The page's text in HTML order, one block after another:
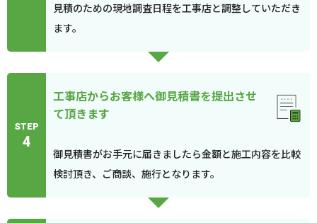
見積のための現地調査日程を工事店と調整していただき
ます。
STEP
4
工事店からお客様へ御見積書を提出させ
て頂きます
御見積書がお手元に届きましたら金額と施工内容を比較
検討頂き、ご商談、施行となります。